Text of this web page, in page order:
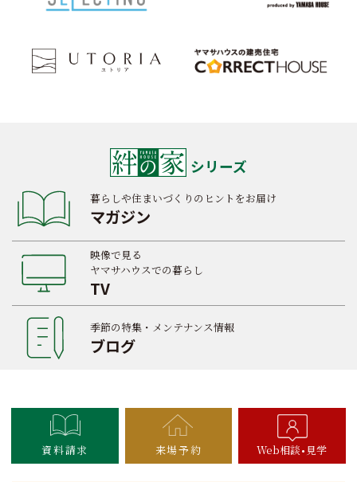
シリーズ
暮らしや住まいづくりのヒントをお届け
マガジン
映像で見る
ヤマサハウスでの暮らし
TV
季節の特集・メンテナンス情報
ブログ
資料請求 来場予約 Web相談 見学